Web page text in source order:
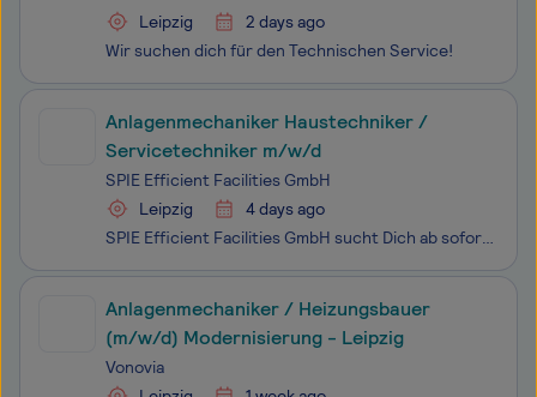
Leipzig
2 days ago
Wir suchen dich für den Technischen Service!
Anlagenmechaniker Haustechniker /
Servicetechniker m/w/d
SPIE Efficient Facilities GmbH
Leipzig
4 days ago
SPIE Efficient Facilities GmbH sucht Dich ab sofort als Anlagenmechaniker Haustechniker / Servicetechniker m/w/d Einsatzort: Leipzig Ost Kennziffer: 2026-0269
Anlagenmechaniker / Heizungsbauer
(m/w/d) Modernisierung - Leipzig
Vonovia